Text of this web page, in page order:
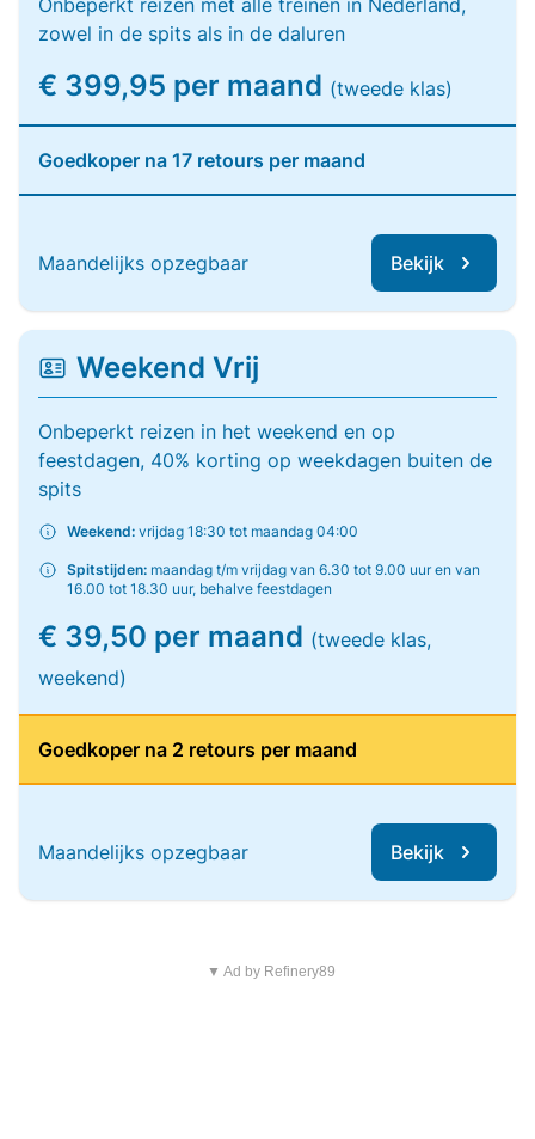
Onbeperkt reizen met alle treinen in Nederland,
zowel in de spits als in de daluren
€ 399,95 per maand (tweede klas)
Goedkoper na 17 retours per maand
Maandelijks opzegbaar Bekijk
Weekend Vrij
Onbeperkt reizen in het weekend en op
feestdagen, 40% korting op weekdagen buiten de
spits
Weekend: vrijdag 18:30 tot maandag 04:00
Spitstijden: maandag t/m vrijdag van 6.30 tot 9.00 uur en van
16.00 tot 18.30 uur, behalve feestdagen
€ 39,50 per maand (tweede klas,
weekend)
Goedkoper na 2 retours per maand
Maandelijks opzegbaar Bekijk
▼ Ad by Refinery89